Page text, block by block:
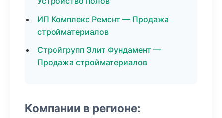
ИП Комплекс Ремонт — Продажа
стройматериалов
Стройгрупп Элит Фундамент —
Продажа стройматериалов
Компании в регионе: